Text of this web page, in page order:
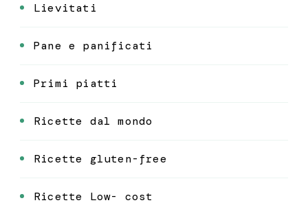
Lievitati
Pane e panificati
Primi piatti
Ricette dal mondo
Ricette gluten-free
Ricette Low- cost